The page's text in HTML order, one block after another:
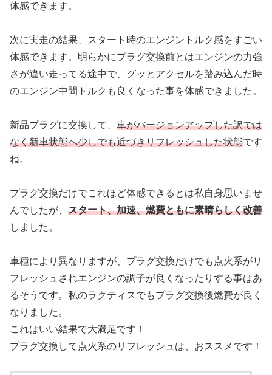
体感できます。
次に実走の結果、スタート時のエンジントルク感をすごい
体感できます。明らかにプラグ交換前とはエンジンの力強
さが違い走ってる途中で、グッとアクセルを踏み込んだ時
のエンジン中間トルクも良くなった事を体感できました。
新品プラグに交換して、 車がバージョンアップした訳では
なく新車状態へ少しでも近づきリフレッシュした状態です
ね。
プラグ交換だけでこれほど体感できるとは私自身思いませ
んでしたが、 スタート、加速、燃費ともに素晴らしく改善
しました。
車種により異なりますが、プラグ交換だけでも点火系がリ
フレッシュされエンジンの調子が良くなったりする事はあ
るそうです。私のラクティスでもプラグ交換後燃費が良く
なりました。
これはいい結果で大満足です！
プラグ交換して点火系のリフレッシュは、おススメです！